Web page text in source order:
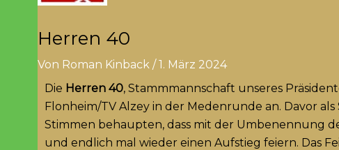
Herren 40
Von Roman Kinback /1. März 2024
Die Herren 40, Stammmannschaft unseres
Flonheim/TV Alzey in der Medenrunde an. Davor
Stimmen behaupten, dass mit der Umbenennung
und endlich mal wieder einen Aufstieg feiern. Das